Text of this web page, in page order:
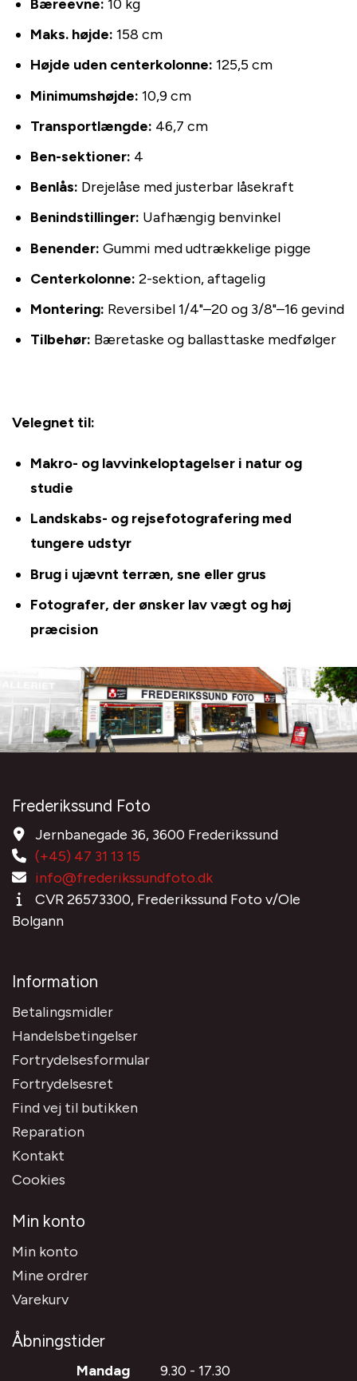
Bæreevne: 10 kg
Maks. højde: 158 cm
Højde uden centerkolonne: 125,5 cm
Minimumshøjde: 10,9 cm
Transportlængde: 46,7 cm
Ben-sektioner: 4
Benlås: Drejelåse med justerbar låsekraft
Benindstillinger: Uafhængig benvinkel
Benender: Gummi med udtrækkelige pigge
Centerkolonne: 2-sektion, aftagelig
Montering: Reversibel 1/4"–20 og 3/8"–16 gevind
Tilbehør: Bæretaske og ballasttaske medfølger
Velegnet til:
Makro- og lavvinkeloptagelser i natur og
studie
Landskabs- og rejsefotografering med
tungere udstyr
Brug i ujævnt terræn, sne eller grus
Fotografer, der ønsker lav vægt og høj
præcision
Frederikssund Foto
Jernbanegade 36, 3600 Frederikssund
(+45) 47 31 13 15
info@frederikssundfoto.dk
CVR 26573300, Frederikssund Foto v/Ole
Bolgann
Information
Betalingsmidler
Handelsbetingelser
Fortrydelsesformular
Fortrydelsesret
Find vej til butikken
Reparation
Kontakt
Cookies
Min konto
Min konto
Mine ordrer
Varekurv
Åbningstider
Mandag
9.30 - 17.30